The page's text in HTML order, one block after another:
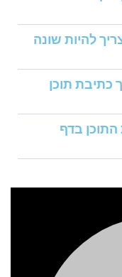
להיות שונה
כתיבת תוכן
בדף